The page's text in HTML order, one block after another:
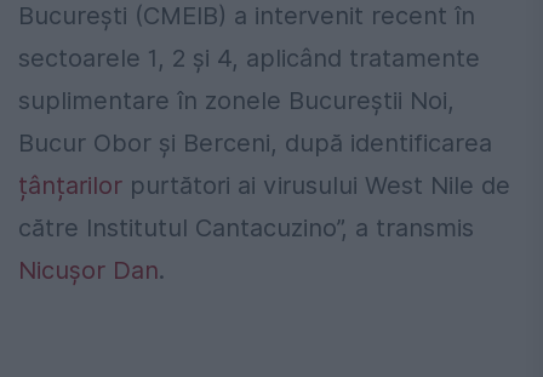
București (CMEIB) a intervenit recent în
sectoarele 1, 2 și 4, aplicând tratamente
suplimentare în zonele Bucureștii Noi,
Bucur Obor și Berceni, după identificarea
țânțarilor purtători ai virusului West Nile de
către Institutul Cantacuzino”, a transmis
Nicușor Dan.